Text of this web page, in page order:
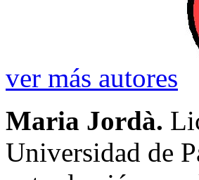
ver más autores
Maria Jordà.
Universidad de